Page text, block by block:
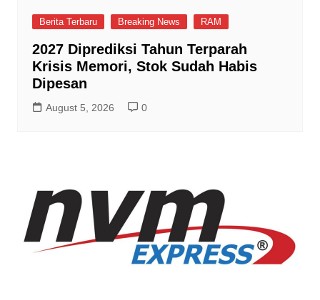
Berita Terbaru Breaking News RAM
2027 Diprediksi Tahun Terparah
Krisis Memori, Stok Sudah Habis
Dipesan
August 5, 2026 0